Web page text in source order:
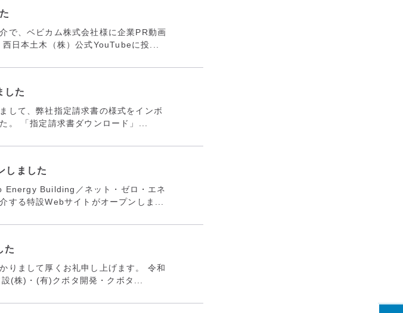
で、ベビカム株式会社様に企業PR動画
日本土木（株）公式YouTubeに投...
した
して、弊社指定請求書の様式をインボ
。 「指定請求書ダウンロード」...
しました
Energy Building／ネット・ゼロ・エネ
する特設Webサイトがオープンしま...
た
りまして厚くお礼申し上げます。 令和
(株)・(有)クボタ開発・クボタ...